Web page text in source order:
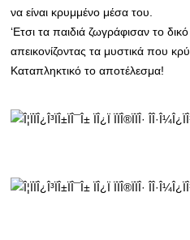
να είναι κρυμμένο μέσα του.
‘Ετσι τα παιδιά ζωγράφισαν το
απεικονίζοντας τα μυστικά που
Καταπληκτικό το αποτέλεσμα!